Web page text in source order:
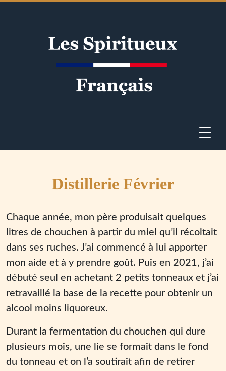
Distillerie Février
Chaque année, mon père produisait quelques
litres de chouchen à partir du miel qu’il récoltait
dans ses ruches. J’ai commencé à lui apporter
mon aide et à y prendre goût. Puis en 2021, j’ai
débuté seul en achetant 2 petits tonneaux et j’ai
retravaillé la base de la recette pour obtenir un
alcool moins liquoreux.
Durant la fermentation du chouchen qui dure
plusieurs mois, une lie se formait dans le fond
du tonneau et on l’a soutirait afin de retirer